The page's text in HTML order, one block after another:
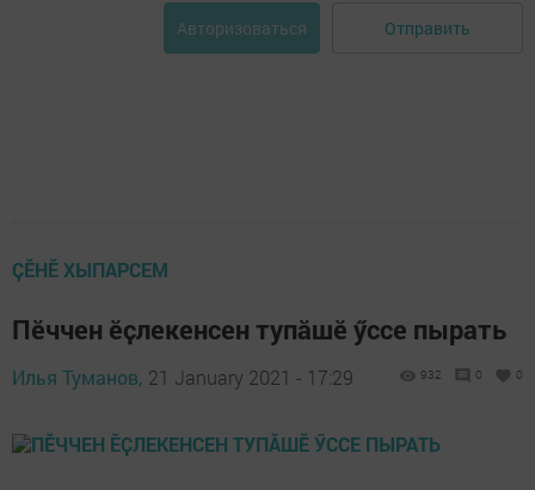
Авторизоваться Отправить
ÇӖНӖ ХЫПАРСЕМ
Пӗччен ӗҫлекенсен тупӑшӗ ӳссе пырать
Илья Туманов, 21 January 2021 - 17:29 932 0 0